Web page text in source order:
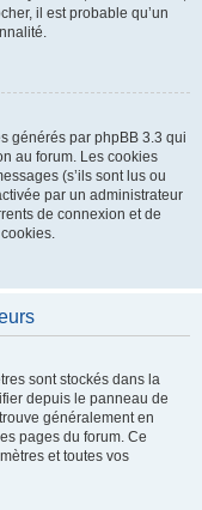
il est probable qu’un
générés par phpBB 3.3 qui
au forum. Les cookies
(s’ils sont lus ou
par un administrateur
de connexion et de
sont stockés dans la
depuis le panneau de
généralement en
pages du forum. Ce
et toutes vos